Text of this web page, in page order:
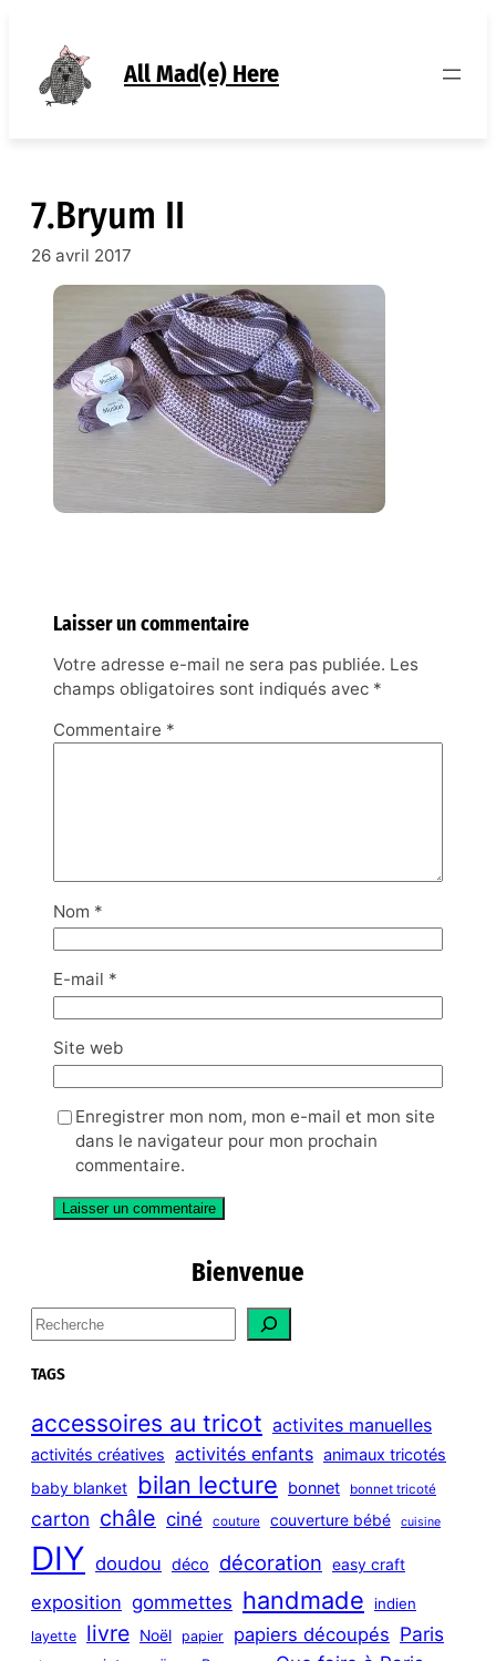
contenu
All Mad(e) Here
7.Bryum II
26 avril 2017
Laisser un commentaire
Votre adresse e-mail ne sera pas publiée. Les
champs obligatoires sont indiqués avec *
Commentaire *
Nom *
E-mail *
Site web
Enregistrer mon nom, mon e-mail et mon site
dans le navigateur pour mon prochain
commentaire.
Bienvenue
S
e
a
c
h
TAGS
accessoires au tricot activites manuelles
activités créatives activités enfants animaux tricotés
baby blanket bilan lecture bonnet bonnet tricoté
carton châle ciné couture couverture bébé cuisine
DIY doudou déco décoration easy craft
exposition gommettes handmade indien
layette livre Noël papier papiers découpés Paris